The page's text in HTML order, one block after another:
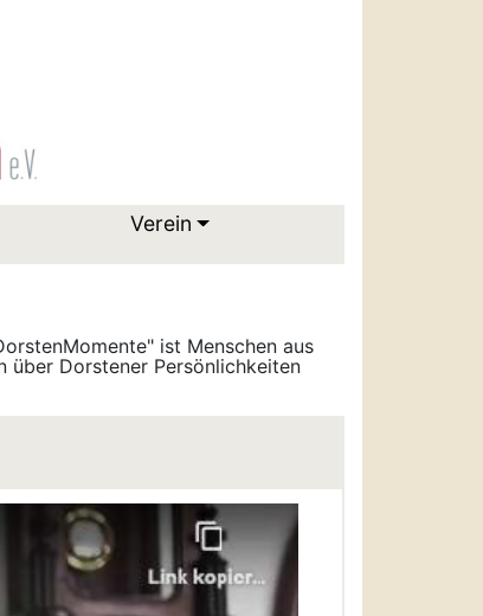
Verein
ist Menschen aus
über Dorstener Persönlichkeiten